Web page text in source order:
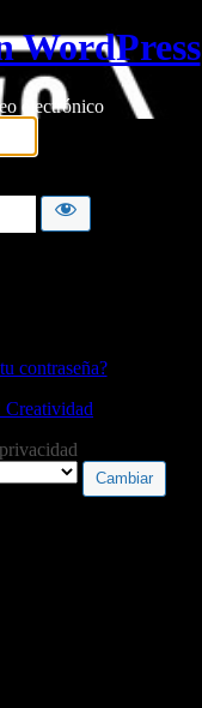
WordPress
electrónico
contraseña?